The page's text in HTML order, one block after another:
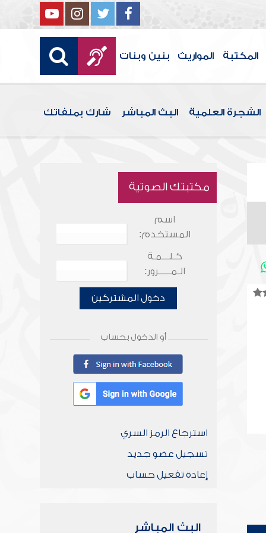
المكتبة المواريث بنين وبنات
الشجرة العلمية البث المباشر شارك بملفاتك
مكتبتك الصوتية
اسم
المستخدم:
كـلـــمـة
الـمـــــرور:
دخول المشتركين
أو الدخول بحساب
استرجاع الرمز السري
تسجيل عضو جديد
إعادة تفعيل حساب
البث المباشر